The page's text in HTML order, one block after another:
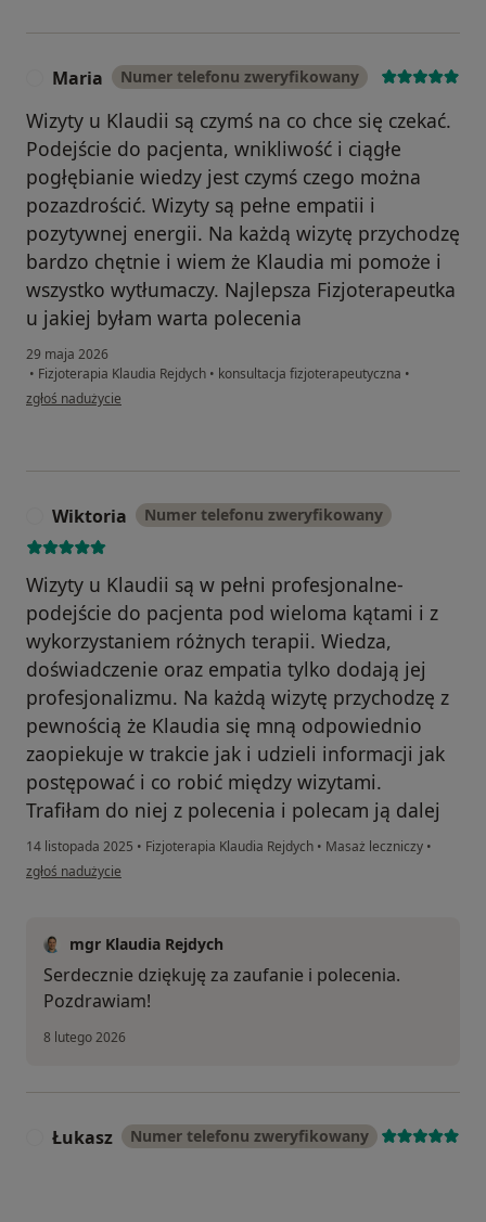
Maria Numer telefonu zweryfikowany
Wizyty u Klaudii są czymś na co chce się czekać.
Podejście do pacjenta, wnikliwość i ciągłe
pogłębianie wiedzy jest czymś czego można
pozazdrościć. Wizyty są pełne empatii i
pozytywnej energii. Na każdą wizytę przychodzę
bardzo chętnie i wiem że Klaudia mi pomoże i
wszystko wytłumaczy. Najlepsza Fizjoterapeutka
u jakiej byłam warta polecenia
29 maja 2026
• Fizjoterapia Klaudia Rejdych • konsultacja fizjoterapeutyczna •
w opinii użytkownika Maria
zgłoś nadużycie
Wiktoria Numer telefonu zweryfikowany
Wizyty u Klaudii są w pełni profesjonalne-
podejście do pacjenta pod wieloma kątami i z
wykorzystaniem różnych terapii. Wiedza,
doświadczenie oraz empatia tylko dodają jej
profesjonalizmu. Na każdą wizytę przychodzę z
pewnością że Klaudia się mną odpowiednio
zaopiekuje w trakcie jak i udzieli informacji jak
postępować i co robić między wizytami.
Trafiłam do niej z polecenia i polecam ją dalej
14 listopada 2025 • Fizjoterapia Klaudia Rejdych • Masaż leczniczy •
w opinii użytkownika Wiktoria
zgłoś nadużycie
mgr Klaudia Rejdych
Serdecznie dziękuję za zaufanie i polecenia.
Pozdrawiam!
8 lutego 2026
Łukasz Numer telefonu zweryfikowany